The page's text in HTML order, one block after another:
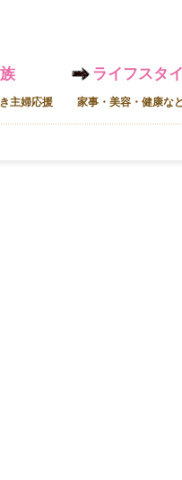
主婦応援
ライフスタ
家事・美容・健康な